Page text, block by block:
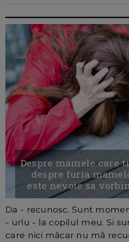
Despre mamele care
despre furia
este nevoie sa
Da - recunosc. Sunt
- urlu - la copilul meu. Si
care nici măcar nu mă